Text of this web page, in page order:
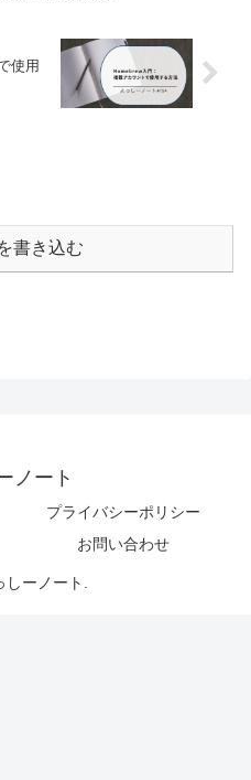
使用
書き込む
ノート
プライバシーポリシー
お問い合わせ
ーノート.